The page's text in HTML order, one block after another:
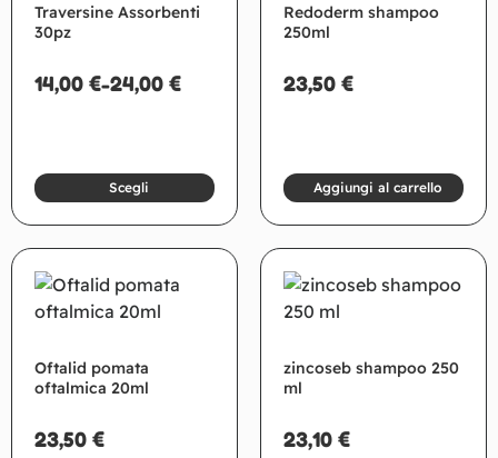
Traversine Assorbenti
30pz
14,00 €-24,00 €
Scegli
Redoderm shampoo
250ml
23,50 €
Aggiungi al carrello
Oftalid pomata
oftalmica 20ml
23,50 €
zincoseb shampoo 250
ml
23,10 €